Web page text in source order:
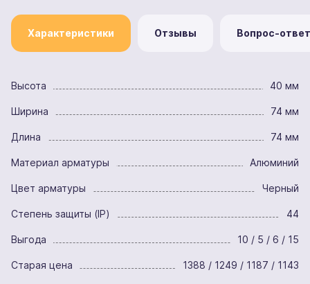
Характеристики Отзывы Вопрос-ответ
Высота 40 мм
Ширина 74 мм
Длина 74 мм
Материал арматуры Алюминий
Цвет арматуры Черный
Степень защиты (IP) 44
Выгода 10 / 5 / 6 / 15
Старая цена 1388 / 1249 / 1187 / 1143